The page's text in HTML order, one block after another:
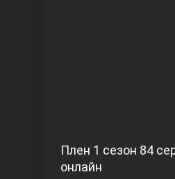
Плен 1 сезон 84
онлайн